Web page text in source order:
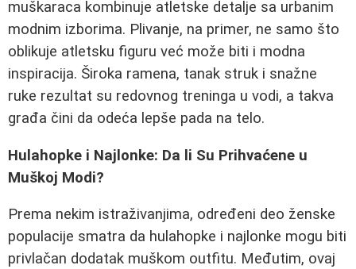
muškaraca kombinuje atletske detalje sa urbanim
modnim izborima. Plivanje, na primer, ne samo što
oblikuje atletsku figuru već može biti i modna
inspiracija. Široka ramena, tanak struk i snažne
ruke rezultat su redovnog treninga u vodi, a takva
građa čini da odeća lepše pada na telo.
Hulahopke i Najlonke: Da li Su Prihvaćene u
Muškoj Modi?
Prema nekim istraživanjima, određeni deo ženske
populacije smatra da hulahopke i najlonke mogu biti
privlačan dodatak muškom outfitu. Međutim, ovaj